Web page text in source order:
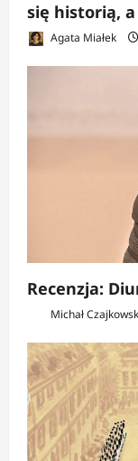
się historią,
Agata Miałek
Recenzja:
Michał